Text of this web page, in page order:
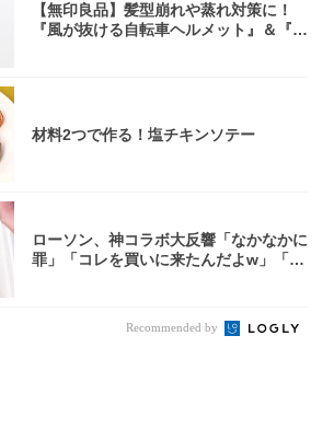
【無印良品】髪型崩れや蒸れ対策に！
『風が抜ける自転車ヘルメット』＆『2
材料2つで作る！塩チキンソテー
ローソン、神コラボ大反響「なかなかに
罪」「コレを買いに来たんだよw」「３
Recommended by